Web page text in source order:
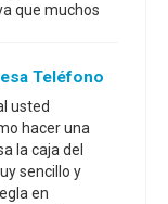
que muchos
Teléfono
usted
hacer una
la caja del
sencillo y
en